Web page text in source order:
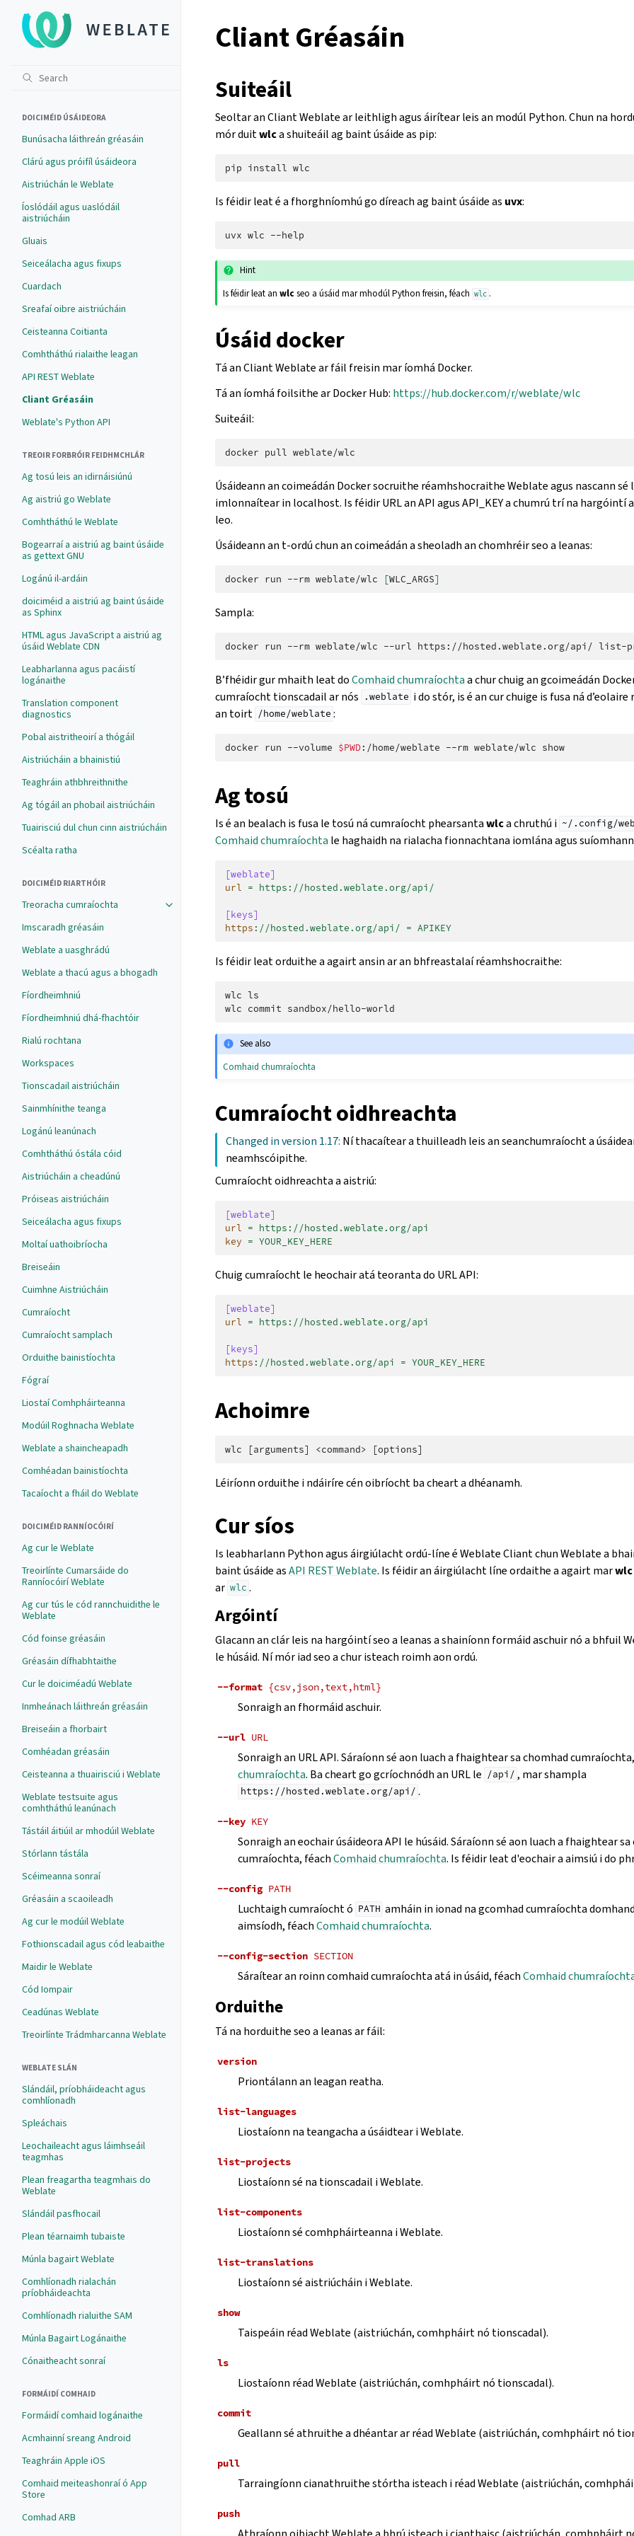
DOICIMÉID ÚSÁIDEORA
Bunúsacha láithreán gréasáin
Clárú agus próifíl úsáideora
Aistriúchán le Weblate
Íoslódáil agus uaslódáil
aistriúcháin
Gluais
Seiceálacha agus fixups
Cuardach
Sreafaí oibre aistriúcháin
Ceisteanna Coitianta
Comhtháthú rialaithe leagan
API REST Weblate
Cliant Gréasáin
Weblate's Python API
TREOIR FORBRÓIR FEIDHMCHLÁR
Ag tosú leis an idirnáisiúnú
Ag aistriú go Weblate
Comhtháthú le Weblate
Bogearraí a aistriú ag baint úsáide
as gettext GNU
Logánú il-ardáin
doiciméid a aistriú ag baint úsáide
as Sphinx
HTML agus JavaScript a aistriú ag
úsáid Weblate CDN
Leabharlanna agus pacáistí
logánaithe
Translation component
diagnostics
Pobal aistritheoirí a thógáil
Aistriúcháin a bhainistiú
Teaghráin athbhreithnithe
Ag tógáil an phobail aistriúcháin
Tuairisciú dul chun cinn aistriúcháin
Scéalta ratha
DOICIMÉID RIARTHÓIR
Treoracha cumraíochta
Imscaradh gréasáin
Weblate a uasghrádú
Weblate a thacú agus a bhogadh
Fíordheimhniú
Fíordheimhniú dhá-fhachtóir
Rialú rochtana
Workspaces
Tionscadail aistriúcháin
Sainmhínithe teanga
Logánú leanúnach
Comhtháthú óstála cóid
Aistriúcháin a cheadúnú
Próiseas aistriúcháin
Seiceálacha agus fixups
Moltaí uathoibríocha
Breiseáin
Cuimhne Aistriúcháin
Cumraíocht
Cumraíocht samplach
Orduithe bainistíochta
Fógraí
Liostaí Comhpháirteanna
Modúil Roghnacha Weblate
Weblate a shaincheapadh
Comhéadan bainistíochta
Tacaíocht a fháil do Weblate
DOICIMÉID RANNÍOCÓIRÍ
Ag cur le Weblate
Treoirlínte Cumarsáide do
Ranníocóirí Weblate
Ag cur tús le cód rannchuidithe le
Weblate
Cód foinse gréasáin
Gréasáin dífhabhtaithe
Cur le doiciméadú Weblate
Inmheánach láithreán gréasáin
Breiseáin a fhorbairt
Comhéadan gréasáin
Ceisteanna a thuairisciú i Weblate
Weblate testsuite agus
comhtháthú leanúnach
Tástáil áitiúil ar mhodúil Weblate
Stórlann tástála
Scéimeanna sonraí
Gréasáin a scaoileadh
Ag cur le modúil Weblate
Fothionscadail agus cód leabaithe
Maidir le Weblate
Cód Iompair
Ceadúnas Weblate
Treoirlínte Trádmharcanna Weblate
WEBLATE SLÁN
Slándáil, príobháideacht agus
comhlíonadh
Spleáchais
Leochaileacht agus láimhseáil
teagmhas
Plean freagartha teagmhais do
Weblate
Slándáil pasfhocail
Plean téarnaimh tubaiste
Múnla bagairt Weblate
Comhlíonadh rialachán
príobháideachta
Comhlíonadh rialuithe SAM
Múnla Bagairt Logánaithe
Cónaitheacht sonraí
FORMÁIDÍ COMHAID
Formáidí comhaid logánaithe
Acmhainní sreang Android
Teaghráin Apple iOS
Comhaid meiteashonraí ó App
Store
Comhad ARB
Cliant Gréasáin
Suiteáil
Seoltar an Cliant Weblate ar leithligh agus áirítear leis an modúl Python. Chun na
mór duitwlca shuiteáil ag baint úsáide as pip:
pip install
Is féidir leat é a fhorghníomhú go díreach ag baint úsáide as uvx:
uvx wlc
Hint
Is féidir leat anwlc seo a úsáid mar mhodúl Python freisin, féach wlc .
Úsáid docker
Tá an Cliant Weblate ar fáil freisin mar íomhá Docker.
Tá an íomhá foilsithe ar Docker Hub: https://hub.docker.com/r/weblate/wlc
Suiteáil:
docker pull
Úsáideann an coimeádán Docker socruithe réamhshocraithe Weblate agus nascann sé
imlonnaítear in localhost. Is féidir URL an API agus API_KEY a chumrú trí na hargóintí
leo.
Úsáideann an t-ordú chun an coimeádán a sheoladh an chomhréir seo a leanas:
docker run --rm weblate/wlc [WLC_ARGS]
Sampla:
docker run --rm weblate/wlc --url https://hosted.weblate.org/api/
B’fhéidir gur mhaith leat doComhaid chumraíochtaa chur chuig an gcoimeádán
cumraíocht tionscadail ar nós
.weblate i do stór, is é an cur chuige is fusa ná
an toirt /home/weblate :
docker run --volume $PWD:/home/weblate --rm weblate/wlc
Ag tosú
Is é an bealach is fusa le tosú ná cumraíocht phearsantawlca chruthú i ~/.config/
Comhaid chumraíochta le haghaidh na rialacha fionnachtana iomlána agus
[weblate]
url = https://hosted.weblate.org/api/
[keys]
https : //hosted.weblate.org/api/ = APIKEY
Is féidir leat orduithe a agairt ansin ar an bhfreastalaí réamhshocraithe:
wlc ls
wlc commit sandbox/hello-world
See also
Comhaid chumraíochta
Cumraíocht oidhreachta
Changed in version 1.17: Ní thacaítear a thuilleadh leis an seanchumraíocht a
neamhscóipithe.
Cumraíocht oidhreachta a aistriú:
[weblate]
url = https://hosted.weblate.org/api
key = YOUR_KEY_HERE
Chuig cumraíocht le heochair atá teoranta do URL API:
[weblate]
url = https://hosted.weblate.org/api
[keys]
https : //hosted.weblate.org/api = YOUR_KEY_HERE
Achoimre
Léiríonn orduithe i ndáiríre cén oibríocht ba cheart a dhéanamh.
Cur síos
Is leabharlann Python agus áirgiúlacht ordú-líne é Weblate Cliant chun Weblate a
baint úsáide asAPI REST Weblate. Is féidir an áirgiúlacht líne ordaithe a agairt marwlc
ar wlc .
Argóintí
Glacann an clár leis na hargóintí seo a leanas a shainíonn formáid aschuir nó a bhfuil
le húsáid. Ní mór iad seo a chur isteach roimh aon ordú.
--format {csv,json,text,html}
Sonraigh an fhormáid aschuir.
--url URL
Sonraigh an URL API. Sáraíonn sé aon luach a fhaightear sa chomhad
chumraíochta. Ba cheart go gcríochnódh an URL le /api/ , mar shampla
https://hosted.weblate.org/api/ .
--key KEY
Sonraigh an eochair úsáideora API le húsáid. Sáraíonn sé aon luach a fhaightear
cumraíochta, féachComhaid chumraíochta. Is féidir leat d'eochair a aimsiú i do
--config PATH
Luchtaigh cumraíocht ó PATH amháin in ionad na gcomhad cumraíochta
aimsíodh, féachComhaid chumraíochta.
--config-section SECTION
Sáraítear an roinn comhaid cumraíochta atá in úsáid, féachComhaid
Orduithe
Tá na horduithe seo a leanas ar fáil:
version
Priontálann an leagan reatha.
list-languages
Liostaíonn na teangacha a úsáidtear i Weblate.
list-projects
Liostaíonn sé na tionscadail i Weblate.
list-components
Liostaíonn sé comhpháirteanna i Weblate.
list-translations
Liostaíonn sé aistriúcháin i Weblate.
show
Taispeáin réad Weblate (aistriúchán, comhpháirt nó tionscadal).
ls
Liostaíonn réad Weblate (aistriúchán, comhpháirt nó tionscadal).
commit
Geallann sé athruithe a dhéantar ar réad Weblate (aistriúchán, comhpháirt nó
pull
Tarraingíonn cianathruithe stórtha isteach i réad Weblate (aistriúchán,
push